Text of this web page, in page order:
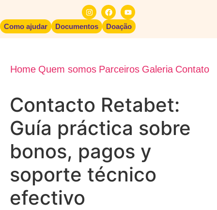
Como ajudar Documentos Doação
Home Quem somos Parceiros Galeria Contato
Contacto Retabet:
Guía práctica sobre
bonos, pagos y
soporte técnico
efectivo